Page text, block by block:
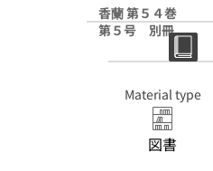
香蘭 第５４巻
第５号 別冊
Material type
図書